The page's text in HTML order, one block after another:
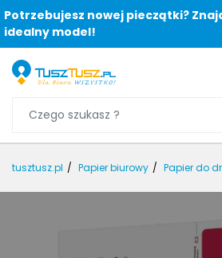
Potrzebujesz nowej pieczątki?
idealny model!
tusztusz.pl Papier biurowy Papier do